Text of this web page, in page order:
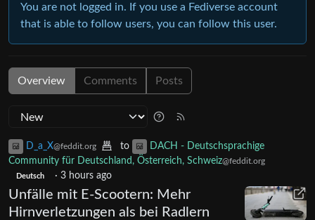
You are not logged in. If you use a Fediverse account
that is able to follow users, you can follow this user.
Overview Comments Posts
D_a_X@feddit.org to
DACH - Deutschsprachige
Community für Deutschland, Österreich, Schweiz@feddit.org
Deutsch · 3 hours ago
Unfälle mit E-Scootern: Mehr
Hirnverletzungen als bei Radlern